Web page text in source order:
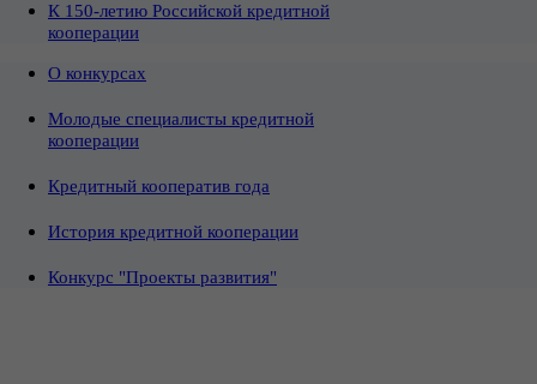
К 150-летию Российской кредитной
кооперации
О конкурсах
Молодые специалисты кредитной
кооперации
Кредитный кооператив года
История кредитной кооперации
Конкурс "Проекты развития"